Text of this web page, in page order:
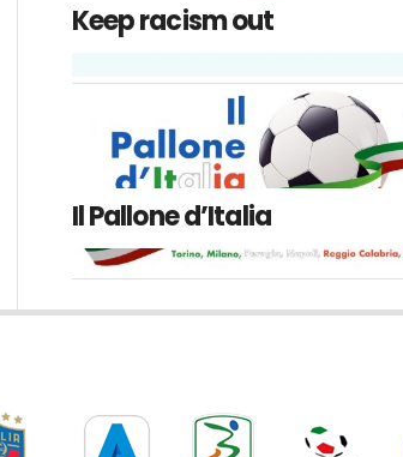
Keep racism out
Il Pallone d’Italia